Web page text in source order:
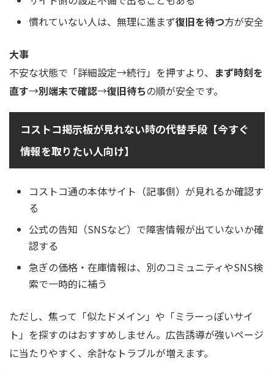
慣れていない人は、無理に進まず復旧を待つ方が安全
大事
不安な状態で「詳細設定→続行」を押すより、 まず時刻を
直す→別端末で確認→復旧待ちの順が安全です。
コストコ掲示板が見れない時の代替手段【今すぐ
情報を取りたい人向け】
コストコ通の本体サイト（記事側）が見れるか確認す
る
公式の告知（SNSなど）で障害情報が出ていないか確
認する
急ぎの価格・在庫情報は、別のコミュニティやSNS検
索で一時的に補う
ただし、焦って「似たドメイン」や「ミラーっぽいサイ
ト」を探すのはおすすめしません。広告誘導が強いページ
に当たりやすく、余計なトラブルが増えます。